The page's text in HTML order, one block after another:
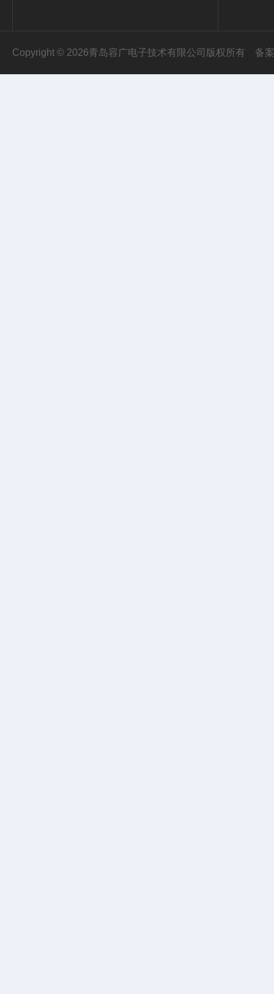
Copyright © 2026青岛容广电子技术有限公司版权所有 备